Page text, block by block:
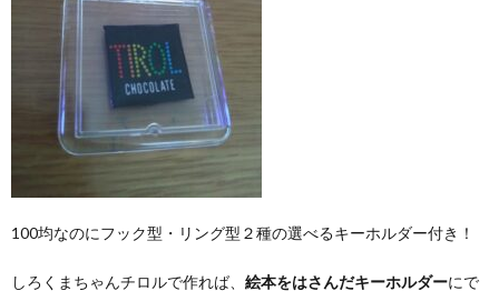
100均なのにフック型・リング型２種の選べるキーホルダー付き！
しろくまちゃんチロルで作れば、 絵本をはさんだキーホルダーにで